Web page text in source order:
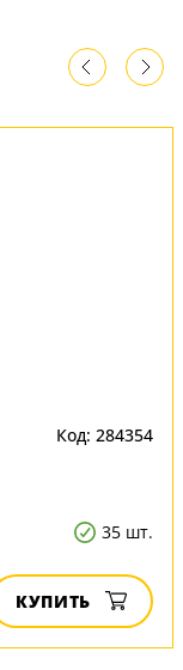
Код: 284354
35 шт.
КУПИТЬ